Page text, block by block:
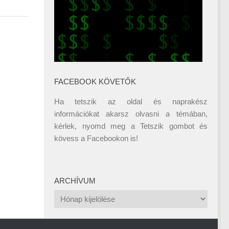
FACEBOOK KÖVETŐK
Ha tetszik az oldal és naprakész
információkat akarsz olvasni a témában,
kérlek, nyomd meg a Tetszik gombot és
kövess a Facebookon is!
ARCHÍVUM
Archívum